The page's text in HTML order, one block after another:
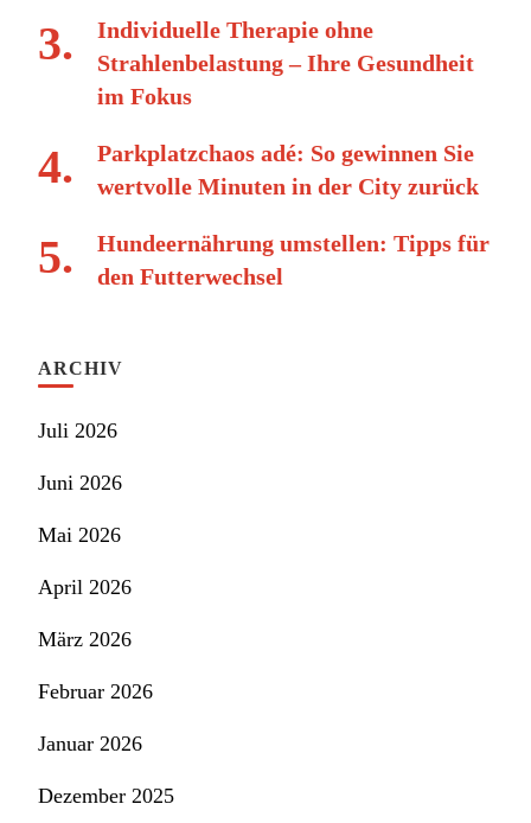
Individuelle Therapie ohne
Strahlenbelastung – Ihre Gesundheit
im Fokus
Parkplatzchaos adé: So gewinnen Sie
wertvolle Minuten in der City zurück
Hundeernährung umstellen: Tipps für
den Futterwechsel
ARCHIV
Juli 2026
Juni 2026
Mai 2026
April 2026
März 2026
Februar 2026
Januar 2026
Dezember 2025